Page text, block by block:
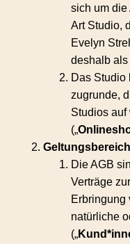
sich um die
Art Studio,
Evelyn
deshalb als
Das Studio
zugrunde,
Studios auf
(„
Geltungsbereich
Die AGB
Verträge
Erbringung
natürliche
(„